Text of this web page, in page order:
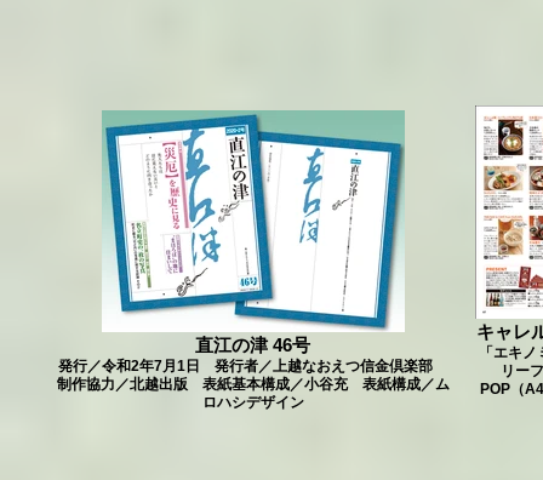
直江の津 46号
発行／令和2年7月1日 発行者／上越なおえつ信金倶楽部
制作協力／北越出版 表紙基本構成／小谷充 表紙構成／ム
ロハシデザイン
キャレ
「エキ
リー
POP（